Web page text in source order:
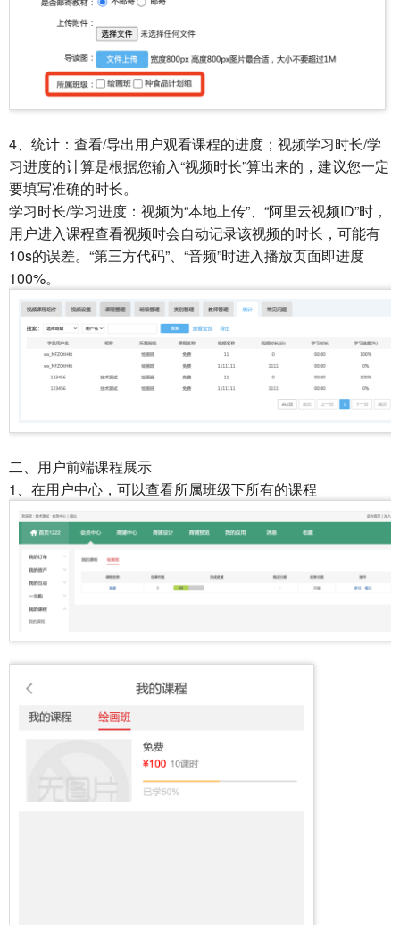
4、统计：查看/导出用户观看课程的进度；视频学习时长/学
习进度的计算是根据您输入“视频时长”算出来的，建议您一定
要填写准确的时长。
学习时长/学习进度：视频为“本地上传”、“阿里云视频ID”时，
用户进入课程查看视频时会自动记录该视频的时长，可能有
10s的误差。“第三方代码”、“音频”时进入播放页面即进度
100%。
二、用户前端课程展示
1、在用户中心，可以查看所属班级下所有的课程